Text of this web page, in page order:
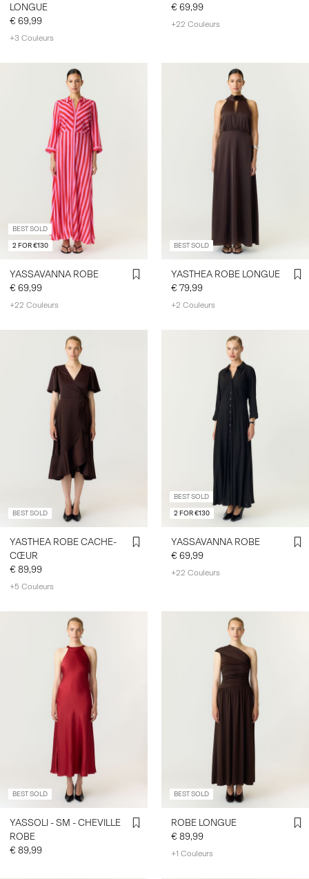
LONGUE
€ 69,99
+3 Couleurs
€ 69,99
+22 Couleurs
BEST SOLD
2 FOR €130
YASSAVANNA ROBE
€ 69,99
+22 Couleurs
BEST SOLD
YASTHEA ROBE LONGUE
€ 79,99
+2 Couleurs
BEST SOLD
YASTHEA ROBE CACHE-
CŒUR
€ 89,99
+5 Couleurs
BEST SOLD
2 FOR €130
YASSAVANNA ROBE
€ 69,99
+22 Couleurs
BEST SOLD
YASSOLI - SM - CHEVILLE
ROBE
€ 89,99
BEST SOLD
ROBE LONGUE
€ 89,99
+1 Couleurs